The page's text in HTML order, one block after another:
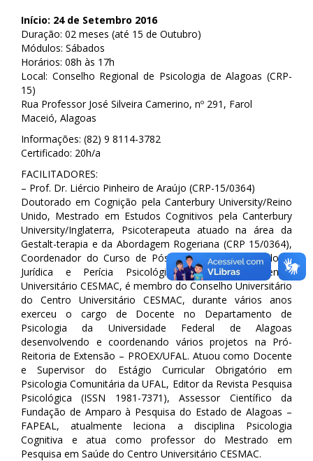
Início: 24 de Setembro 2016
Duração: 02 meses (até 15 de Outubro)
Módulos: Sábados
Horários: 08h às 17h
Local: Conselho Regional de Psicologia de Alagoas (CRP-
15)
Rua Professor José Silveira Camerino, nº 291, Farol
Maceió, Alagoas
Informações: (82) 9 8114-3782
Certificado: 20h/a
FACILITADORES:
– Prof. Dr. Liércio Pinheiro de Araújo (CRP-15/0364)
Doutorado em Cognição pela Canterbury University/Reino
Unido, Mestrado em Estudos Cognitivos pela Canterbury
University/Inglaterra, Psicoterapeuta atuado na área da
Gestalt-terapia e da Abordagem Rogeriana (CRP 15/0364),
Coordenador do Curso de Pós-graduação em Psicologia
Jurídica e Perícia Psicológica Criminal do Centro
Universitário CESMAC, é membro do Conselho Universitário
do Centro Universitário CESMAC, durante vários anos
exerceu o cargo de Docente no Departamento de
Psicologia da Universidade Federal de Alagoas
desenvolvendo e coordenando vários projetos na Pró-
Reitoria de Extensão – PROEX/UFAL. Atuou como Docente
e Supervisor do Estágio Curricular Obrigatório em
Psicologia Comunitária da UFAL, Editor da Revista Pesquisa
Psicológica (ISSN 1981-7371), Assessor Científico da
Fundação de Amparo à Pesquisa do Estado de Alagoas –
FAPEAL, atualmente leciona a disciplina Psicologia
Cognitiva e atua como professor do Mestrado em
Pesquisa em Saúde do Centro Universitário CESMAC.